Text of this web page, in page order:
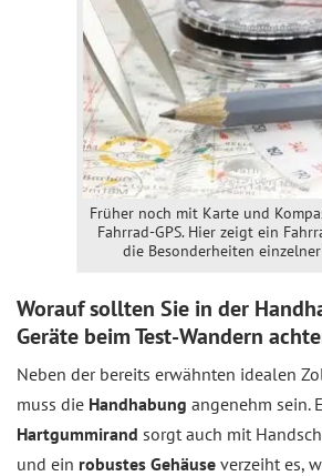
Früher noch mit Karte und
Fahrrad-GPS. Hier zeigt ein
die Besonderheiten
Worauf sollten Sie in der
Geräte beim Test-Wandern
Neben der bereits erwähnten idealen
muss die Handhabung angenehm sein.
Hartgummirand sorgt auch mit
und ein robustes Gehäuse verzeiht es,